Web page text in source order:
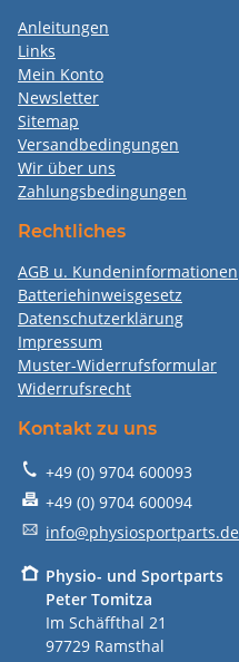
Anleitungen
Links
Mein Konto
Newsletter
Sitemap
Versandbedingungen
Wir über uns
Zahlungsbedingungen
Rechtliches
AGB u. Kundeninformationen
Batteriehinweisgesetz
Datenschutzerklärung
Impressum
Muster-Widerrufsformular
Widerrufsrecht
Kontakt zu uns
+49 (0) 9704 600093
+49 (0) 9704 600094
info@physiosportparts.de
Physio- und Sportparts
Peter Tomitza
Im Schäffthal 21
97729 Ramsthal